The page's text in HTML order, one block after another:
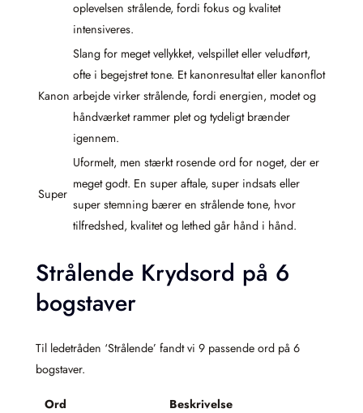
oplevelsen strålende, fordi fokus og kvalitet
intensiveres.
Kanon
Slang for meget vellykket, velspillet eller veludført,
ofte i begejstret tone. Et kanonresultat eller kanonflot
arbejde virker strålende, fordi energien, modet og
håndværket rammer plet og tydeligt brænder
igennem.
Super
Uformelt, men stærkt rosende ord for noget, der er
meget godt. En super aftale, super indsats eller
super stemning bærer en strålende tone, hvor
tilfredshed, kvalitet og lethed går hånd i hånd.
Strålende Krydsord på 6
bogstaver
Til ledetråden ‘Strålende’ fandt vi 9 passende ord på 6
bogstaver.
Ord Beskrivelse